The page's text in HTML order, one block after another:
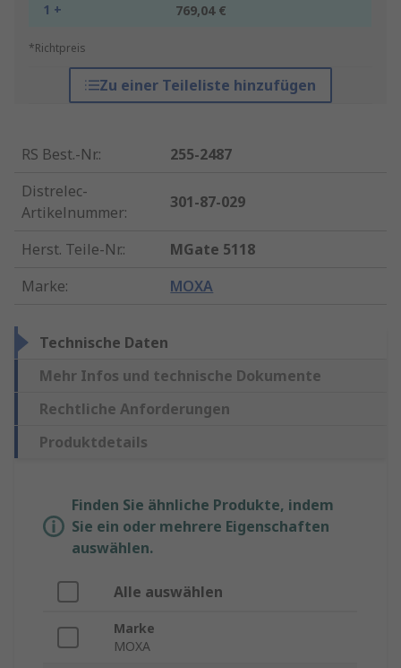
1 + 769,04 €
*Richtpreis
Zu einer Teileliste hinzufügen
RS Best.-Nr.:
255-2487
Distrelec-
Artikelnummer:
301-87-029
Herst. Teile-Nr.:
MGate 5118
Marke: MOXA
Technische Daten
Mehr Infos und technische Dokumente
Rechtliche Anforderungen
Produktdetails
Finden Sie ähnliche Produkte, indem
Sie ein oder mehrere Eigenschaften
auswählen.
Alle auswählen
Marke
MOXA